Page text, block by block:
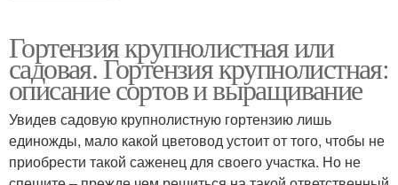
Гортензия крупнолистная или
садовая. Гортензия крупнолистная:
описание сортов и выращивание
Увидев садовую крупнолистную гортензию лишь
единожды, мало какой цветовод устоит от того, чтобы не
приобрести такой саженец для своего участка. Но не